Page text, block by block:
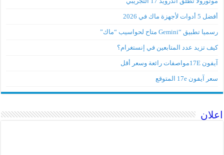
أفضل 5 أدوات لأجهزة ماك في 2026
رسميا تطبيق “Gemini متاح لحواسيب “ماك”
كيف تزيد عدد المتابعين في إنستغرام؟
آيفون 17Eمواصفات رائعة وسعر أقل
سعر آيفون 17e المتوقع
اعلان